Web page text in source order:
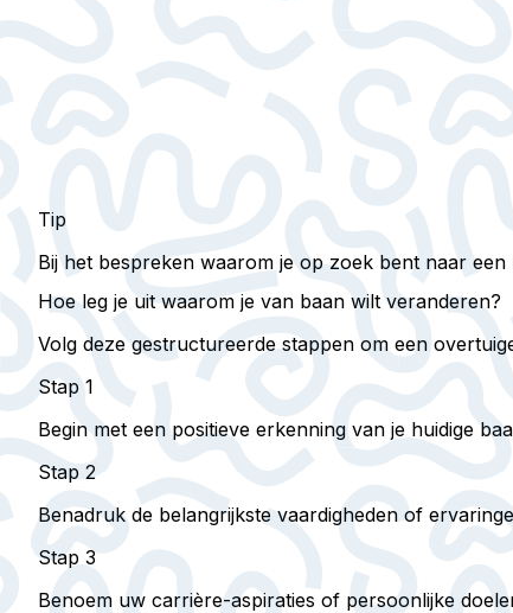
Tip
Bij het bespreken waarom je op zoek bent naar
Hoe leg je uit waarom je van baan wilt veranderen?
Volg deze gestructureerde stappen om een
Stap 1
Begin met een positieve erkenning van je huidige
Stap 2
Benadruk de belangrijkste vaardigheden of
Stap 3
Benoem uw carrière-aspiraties of persoonlijke